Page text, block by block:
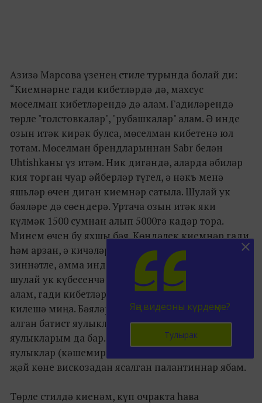
Азизә Марсова үзенең стиле турында болай ди:
“Киемнәрне гади кибетләрдә дә, махсус
мөселман кибетләрендә дә алам. Гадиләрендә
төрле "толстовкалар", "рубашкалар" алам. Ә инде
озын итәк кирәк булса, мөселман кибетенә юл
тотам. Мөселман брендларыннан Sabr белән
Uhtishkaны үз итәм. Ник дигәндә, аларда әбиләр
кия торган чуар әйберләр түгел, ә нәкъ менә
яшьләр өчен дигән киемнәр сатыла. Шулай ук
бәяләре дә сөендерә. Уртача озын итәк яки
күлмәк 1500 сумнан алып 5000гә кадәр тора.
Минем өчен бу яхшы бәя. Көндәлек киемнәр гади
һәм арзан, ә кичәләр өчен күлмәкләр бик
зиннәтле, әмма инде кыйммәтлерәк. Яулыкларны
шулай ук күбесенчә мөселман кибетләреннән
алам, гади кибетләрдәге шарф-палантиннар да
килешә миңа. Бәяләре төрлечә була: 500-700 сумга
алган батист яулыкларым да, 5 меңлек ефәк
яулыкларым да бар. Гомумән, кыш көне пашмин
яулыклар (кәшемир сортындагы җылы тукыма), ә
җәй көне вискозадан ясалган палантиннар ябам.
Төрле стилдә киенәм, күп очракта һава
Яңа видеоны күрдеңме?
Тулырак